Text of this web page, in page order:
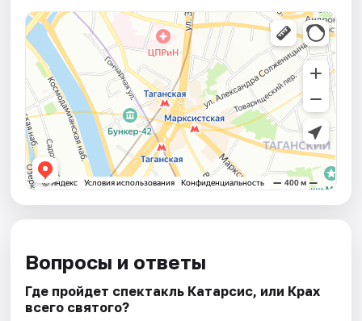
Вопросы и ответы
Где пройдет спектакль Катарсис, или Крах
всего святого?